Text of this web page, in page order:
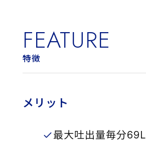
FEATURE
特徴
メリット
最大吐出量毎分69L